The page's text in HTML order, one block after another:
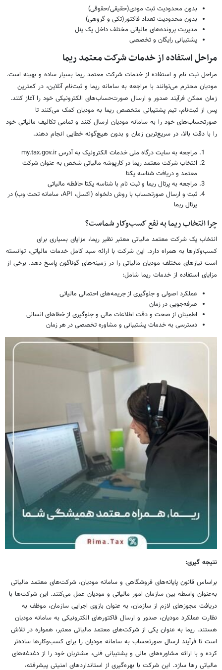
بدون محدودیت ثبت مودی(حقیقی/حقوقی)
بدون محدودیت تعداد فاکتور(تکی و گروهی)
مدیریت پرونده‌های مالیاتی مختلف داخل یک پنل
پشتیبانی رایگان و تخصصی
مراحل استفاده از خدمات شرکت معتمد ریما
مراحل ثبت نام و استفاده از خدمات شرکت معتمد ریما بسیار ساده و بهینه است.
مودیان محترم می‌توانند با مراجعه به سامانه ریما و ثبت‌نام آنلاین، در کمترین
زمان ممکن فرآیند صدور و ارسال صورت‌حساب‌های الکترونیکی خود را آغاز کنند.
پس از ثبت‌نام، تیم پشتیبانی متخصص ریما به مودیان کمک می‌کنند تا
صورتحساب‌های خود را به سامانه‌ مودیان ارسال کنند و تمامی تکالیف مالیاتی خود
را با دقت بالا، در سریع‌ترین زمان و بدون هیچ‌گونه خطایی انجام دهند.
مراجعه به سایت درگاه ملی خدمات الکترونیک به آدرس my.tax.gov.ir
انتخاب شرکت معتمد ریما در کارپوشه مالیاتی شخص به عنوان شرکت
معتمد و دریافت شناسه یکتا
مراجعه به پرتال ریما و ثبت نام با شناسه یکتا حافظه مالیاتی
ثبت و ارسال صورتحساب با روش دلخواه (اکسل، API، سامانه تحت وب) در
پرتال ریما
چرا انتخاب ریما به نفع کسب‌وکار شماست؟
انتخاب یک شرکت معتمد مالیاتی معتبر نظیر ریما، مزایای بسیاری برای
کسب‌وکارها به همراه دارد. این شرکت با ارائه سبد کامل خدمات مالیاتی، توانسته
است نیازهای مختلف مودیان مالیاتی را در زمینه‌های گوناگون پاسخ دهد. برخی از
مزایای استفاده از خدمات ریما شامل:
عملکرد اصولی و جلوگیری از جریمه‌های احتمالی مالیاتی
صرفه‌جویی در زمان
اطمینان از صحت و دقت اطلاعات مالی و جلوگیری از خطاهای انسانی
دسترسی به خدمات پشتیبانی و مشاوره تخصصی در هر زمان
نتیجه گیری:
براساس قانون پایانه‌های فروشگاهی و سامانه مودیان، شرکت‌های معتمد مالیاتی
به‌عنوان واسطه بین سازمان امور مالیاتی و مودیان عمل می‌کنند. این شرکت‌ها با
دریافت مجوزهای لازم از سازمان، به عنوان بازوی اجرایی سازمان، موظف به
نظارت عملکرد مودیان، صدور و ارسال فاکتورهای الکترونیکی به سامانه مودیان
هستند. ریما به عنوان یکی از شرکت‌های معتمد مالیاتی معتبر، همواره در تلاش
است تا فرآیند ارسال صورتحساب به سامانه مودیان را برای کسب‌وکارها ساده‌تر
کرده و با ارائه مشاوره‌های مالی و پشتیبانی فنی، مشتریان خود را از دغدغه‌های
مالیاتی رها سازد. این شرکت با بهره‌گیری از استانداردهای امنیتی پیشرفته،